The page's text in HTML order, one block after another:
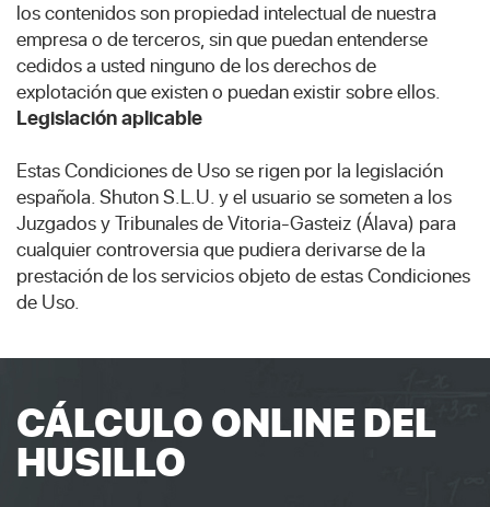
los contenidos son propiedad intelectual de nuestra
empresa o de terceros, sin que puedan entenderse
cedidos a usted ninguno de los derechos de
explotación que existen o puedan existir sobre ellos.
Legislación aplicable
Estas Condiciones de Uso se rigen por la legislación
española. Shuton S.L.U. y el usuario se someten a los
Juzgados y Tribunales de Vitoria-Gasteiz (Álava) para
cualquier controversia que pudiera derivarse de la
prestación de los servicios objeto de estas Condiciones
de Uso.
CÁLCULO ONLINE DEL
HUSILLO